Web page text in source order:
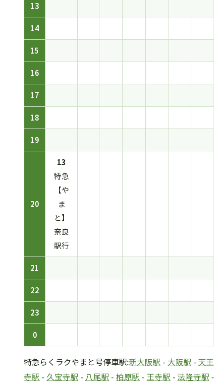
13
14
15
16
17
18
19
20
13
特急
【や
ま
と】
奈良
駅行
21
22
23
0
特急らくラクやまと号停車駅:新大阪駅 - 大阪駅 - 天王
寺駅 - 久宝寺駅 - 八尾駅 - 柏原駅 - 王寺駅 - 法隆寺駅 -